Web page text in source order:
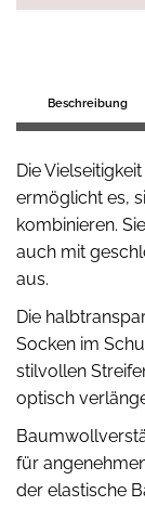
Beschreibung
Die
ermöglicht es,
kombinieren.
auch mit
aus.
Die
Socken im
stilvollen
optisch
für
der elastische